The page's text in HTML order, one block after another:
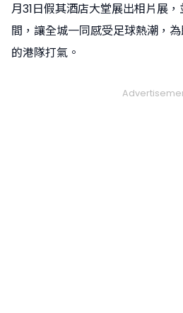
月31日假其酒店大堂展出相片展
間，讓全城一同感受足球熱潮，
的港隊打氣。